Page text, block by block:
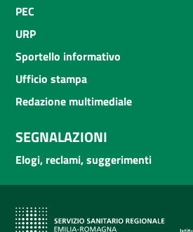
PEC
URP
Sportello informativo
Ufficio stampa
Redazione multimediale
SEGNALAZIONI
Elogi, reclami, suggerimenti